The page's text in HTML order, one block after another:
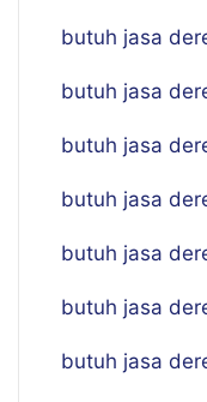
butuh jasa
butuh jasa
butuh jasa
butuh jasa
butuh jasa
butuh jasa
butuh jasa